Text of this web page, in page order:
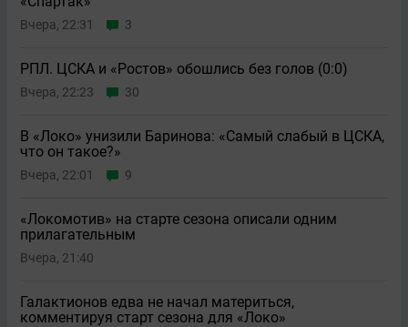
Вчера, 22:31 3
РПЛ. ЦСКА и «Ростов» обошлись без голов (0:0)
Вчера, 22:23 30
В «Локо» унизили Баринова: «Самый слабый в ЦСКА,
что он такое?»
Вчера, 22:01 9
«Локомотив» на старте сезона описали одним
прилагательным
Вчера, 21:40
Галактионов едва не начал материться,
комментируя старт сезона для «Локо»